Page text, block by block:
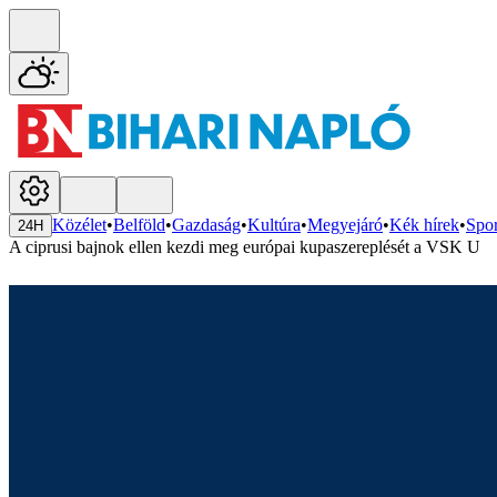
24H Közélet•Belföld•Gazdaság•Kultúra•Megyejáró•Kék hírek•
A ciprusi bajnok ellen kezdi meg európai kupaszereplését a VSK U